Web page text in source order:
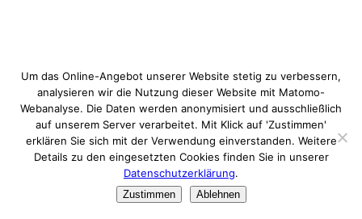
Um das Online-Angebot unserer Website stetig zu verbessern,
analysieren wir die Nutzung dieser Website mit Matomo-
Webanalyse. Die Daten werden anonymisiert und ausschließlich
auf unserem Server verarbeitet. Mit Klick auf 'Zustimmen'
erklären Sie sich mit der Verwendung einverstanden. Weitere
Details zu den eingesetzten Cookies finden Sie in unserer
Datenschutzerklärung.
Zustimmen Ablehnen